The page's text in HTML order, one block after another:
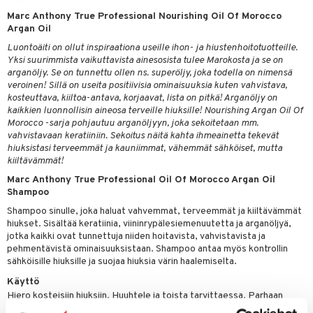
Marc Anthony True Professional Nourishing Oil Of Morocco
Argan Oil
Luontoäiti on ollut inspiraationa useille ihon- ja hiustenhoitotuotteille.
Yksi suurimmista vaikuttavista ainesosista tulee Marokosta ja se on
arganöljy. Se on tunnettu ollen ns. superöljy, joka todella on nimensä
veroinen! Sillä on useita positiivisia ominaisuuksia kuten vahvistava,
kosteuttava, kiiltoa-antava, korjaavat, lista on pitkä! Arganöljy on
kaikkien luonnollisin aineosa terveille hiuksille! Nourishing Argan Oil Of
Morocco -sarja pohjautuu arganöljyyn, joka sekoitetaan mm.
vahvistavaan keratiiniin. Sekoitus näitä kahta ihmeainetta tekevät
hiuksistasi terveemmät ja kauniimmat, vähemmät sähköiset, mutta
kiiltävämmät!
Marc Anthony True Professional Oil Of Morocco Argan Oil
Shampoo
Shampoo sinulle, joka haluat vahvemmat, terveemmät ja kiiltävämmät
hiukset. Sisältää keratiinia, viininrypälesiemenuutetta ja arganöljyä,
jotka kaikki ovat tunnettuja niiden hoitavista, vahvistavista ja
pehmentävistä ominaisuuksistaan. Shampoo antaa myös kontrollin
sähköisille hiuksille ja suojaa hiuksia värin haalemiselta.
Käyttö
Hiero kosteisiin hiuksiin. Huuhtele ja toista tarvittaessa. Parhaan
tuloksen saamiseksi, viimeistele saman Marc Anthony True
poisto
hoito
iho
iho
iho
iho
& Highlighter
Päivävoide
hoito
tarvikkeet
/ Kajaali
de cologne
de parfum
de toilette
&
Lapset
Set
tuotteet
hoito
poisto
hoito
tuotteet
shave balm
shave lotion
de cologne
de toilette
tuotteet
poisto
hoito
& saippuat
10
1: Puhdistus
& vastauksia